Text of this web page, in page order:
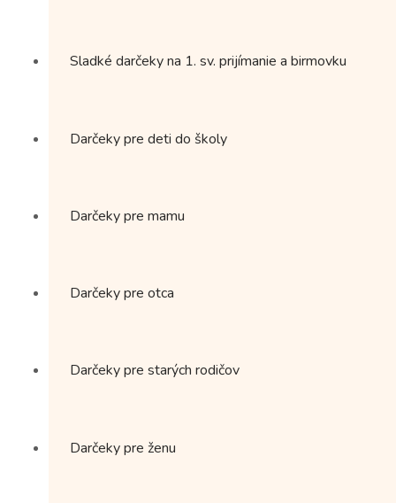
Sladké darčeky na 1. sv. prijímanie a birmovku
Darčeky pre deti do školy
Darčeky pre mamu
Darčeky pre otca
Darčeky pre starých rodičov
Darčeky pre ženu